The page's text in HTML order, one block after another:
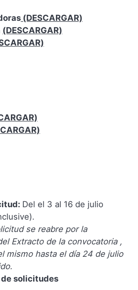
(DESCARGAR)
(DESCARGAR)
Del el 3 al 16 de julio
se reabre por la
Extracto de la convocatoria ,
mismo hasta el día 24 de julio
solicitudes